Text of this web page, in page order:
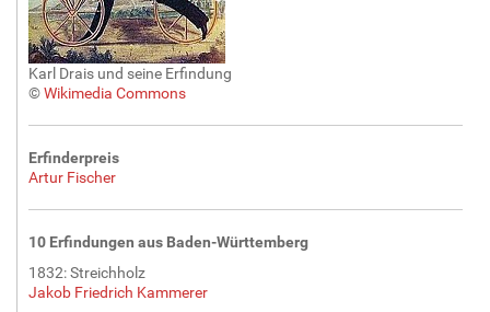
ö
ß
e
…
Karl Drais und seine Erfindung
©Wikimedia Commons
Erfinderpreis
Artur Fischer
10 Erfindungen aus Baden-Württemberg
1832: Streichholz
Jakob Friedrich Kammerer